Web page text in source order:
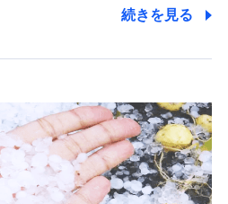
ル等により、当社と取引のあるも
行のため、またそれらに付帯、関
のサービスを案内、提供するため
会社と取引があり、取得した個人
会社の商品・サービスをご提案す
くことがあります。）
管理等付帯業務を行うため
続きを見る